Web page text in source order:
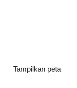
Tampilkan peta